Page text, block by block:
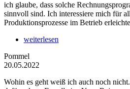
ich glaube, dass solche
sinnvoll sind. Ich interessiere mich für
Produktionsprozesse im Betrieb
weiterlesen
Pommel
20.05.2022
Wohin es geht weiß ich auch noch